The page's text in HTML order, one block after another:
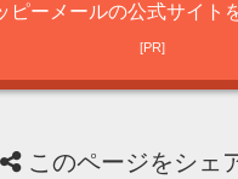
ピーメールの公式サイト
このページをシェ